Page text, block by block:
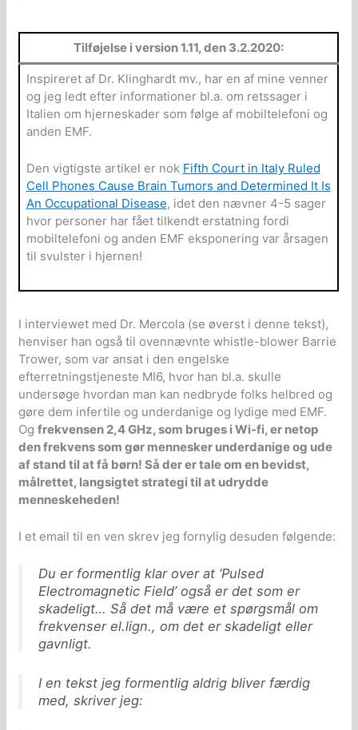
Tilføjelse i version 1.11, den 3.2.2020:
Inspireret af Dr. Klinghardt mv., har en af mine venner
og jeg ledt efter informationer bl.a. om retssager i
Italien om hjerneskader som følge af mobiltelefoni og
anden EMF.
Den vigtigste artikel er nok Fifth Court in Italy Ruled
Cell Phones Cause Brain Tumors and Determined It Is
An Occupational Disease, idet den nævner 4-5 sager
hvor personer har fået tilkendt erstatning fordi
mobiltelefoni og anden EMF eksponering var årsagen
til svulster i hjernen!
I interviewet med Dr. Mercola (se øverst i denne tekst),
henviser han også til ovennævnte whistle-blower Barrie
Trower, som var ansat i den engelske
efterretningstjeneste MI6, hvor han bl.a. skulle
undersøge hvordan man kan nedbryde folks helbred og
gøre dem infertile og underdanige og lydige med EMF.
Ogfrekvensen 2,4 GHz, som bruges i Wi-fi, er netop
den frekvens som gør mennesker underdanige og ude
af stand til at få børn! Så der er tale om en bevidst,
målrettet, langsigtet strategi til at udrydde
menneskeheden!
I et email til en ven skrev jeg fornylig desuden følgende:
Du er formentlig klar over at ‘Pulsed
Electromagnetic Field’ også er det som er
skadeligt… Så det må være et spørgsmål om
frekvenser el.lign., om det er skadeligt eller
gavnligt.
I en tekst jeg formentlig aldrig bliver færdig
med, skriver jeg: